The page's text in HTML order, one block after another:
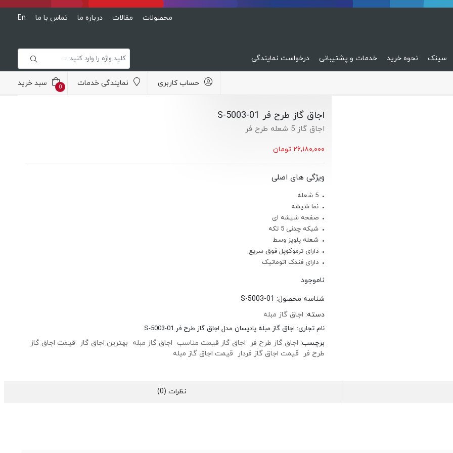
محصولات مقالات درباره ما تماس با ما En
سینک نحوه خرید خدمات و پشتیبانی درخواست نمایندگی
0 سبد خرید نمایندگی خدمات حساب کاربری
اجاق گاز طرح فر S-5003-01
اجاق گاز 5 شعله طرح فر
۲۶,۱۸۰,۰۰۰ تومان
ویژگی های اصلی
5 شعله
نما شیشه
صفحه شیشه ای
شبکه چدنی 5 تکه
شعله پلوپز وسط
دارای ترموکوپل فوق سریع
دارای فندک اتوماتیک
ناموجود
شناسه محصول: S-5003-01
دسته: اجاق گاز مبله
نام تجاری: اجاق گاز مبله پادیسان مدل اجاق گاز طرح فر S-5003-01
برچسب: اجاق گاز طرح فر اجاق گاز قیمت مناسب اجاق گاز مبله بهترین اجاق گاز
قیمت اجاق گاز
طرح فر
قیمت اجاق گاز فردار قیمت اجاق گاز مبله
نظرات (0)